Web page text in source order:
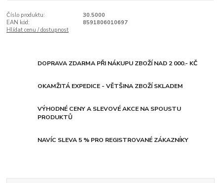
Číslo produktu:
30.5000
EAN kód:
8591806010697
Hlídat cenu / dostupnost
DOPRAVA ZDARMA PŘI NÁKUPU ZBOŽÍ NAD 2 000.- KČ
OKAMŽITÁ EXPEDICE - VĚTŠINA ZBOŽÍ SKLADEM
VÝHODNÉ CENY A SLEVOVÉ AKCE NA SPOUSTU
PRODUKTŮ
NAVÍC SLEVA 5 % PRO REGISTROVANÉ ZÁKAZNÍKY